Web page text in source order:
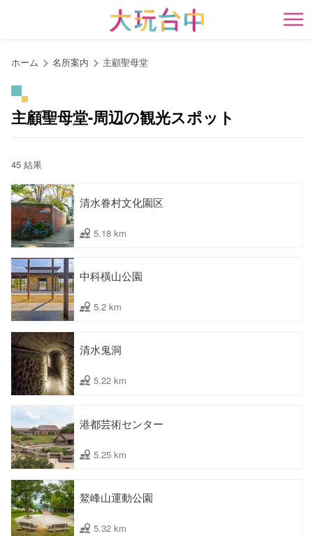
開
ホーム 名所案内 主顧聖母堂
主顧聖母堂-周辺の観光スポット
45 結果
清水眷村文化園区
5.18 km
中科橫山公園
5.2 km
清水鬼洞
5.22 km
港都芸術センター
5.25 km
鰲峰山運動公園
5.32 km